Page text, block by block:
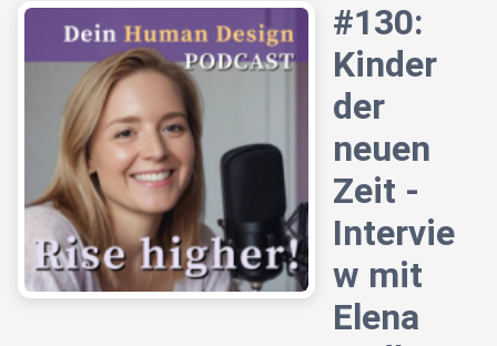
#130:
Kinder
der
neuen
Zeit -
Intervie
w mit
Elena